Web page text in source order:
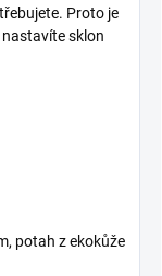
Proto je
nastavíte sklon
potah z ekokůže